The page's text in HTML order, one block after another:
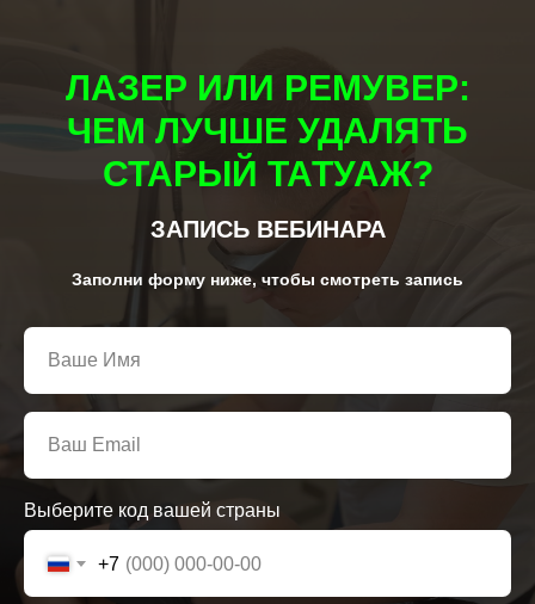
ЛАЗЕР ИЛИ РЕМУВЕР:
ЧЕМ ЛУЧШЕ УДАЛЯТЬ
СТАРЫЙ ТАТУАЖ?
ЗАПИСЬ ВЕБИНАРА
Заполни форму ниже, чтобы смотреть запись
Выберите код вашей страны
+7